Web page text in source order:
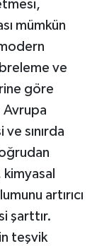
mümkün
ve
göre
Avrupa
sınırda
artırıcı
şarttır.
teşvik